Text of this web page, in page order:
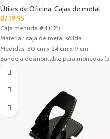
Útiles de Oficina, Cajas de metal
B/.19.95
Caja menuda #4 (12").
Material: caja de metal sólida.
Medidas: 30 cm x 24 cm x 9 cm.
Bandeja desmontable para monedas (5
divisiones).